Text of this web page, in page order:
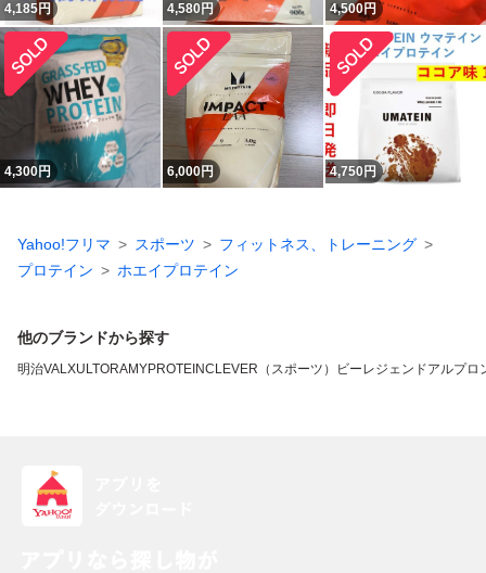
4,185円 4,580円 4,500円
4,300円 6,000円 4,750円
Yahoo!フリマ スポーツ
フィットネス、トレーニング
プロテイン
ホエイプロテイン
他のブランドから探す
明治VALXULTORAMYPROTEINCLEVER（スポーツ） ビーレジェンドアルプロ